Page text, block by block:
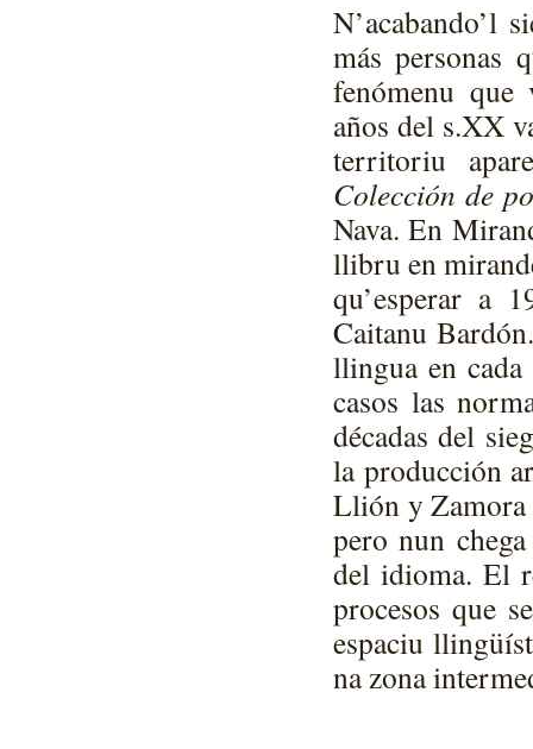
N’acabando’l
más personas
fenómenu
años del s.XX
territoriu
Colección de
Nava. En
llibru en
qu’esperar a
Caitanu
llingua en
casos las
décadas del
la producción
Llión y Zamora
pero nun
del idioma. El
procesos que
espaciu
na zona